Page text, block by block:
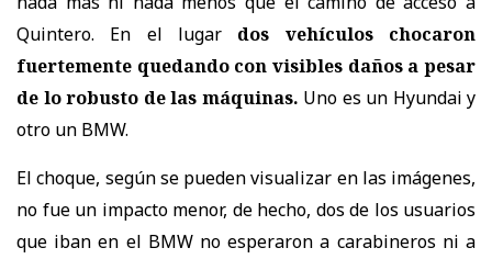
Quintero. En el lugar dos vehículos chocaron
fuertemente quedando con visibles daños a pesar
de lo robusto de las máquinas. Uno es un Hyundai y
otro un BMW.
El choque, según se pueden visualizar en las imágenes,
no fue un impacto menor, de hecho, dos de los usuarios
que iban en el BMW no esperaron a carabineros ni a